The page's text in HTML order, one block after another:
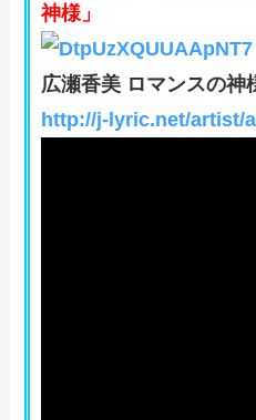
神様」
広瀬香美 ロマンスの神
http://j-lyric.net/artist/